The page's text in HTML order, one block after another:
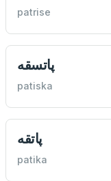
patrise
پاتسقه
patiska
پاتقه
patika